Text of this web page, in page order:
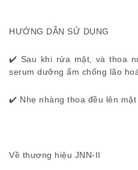
HƯỚNG DẪN SỬ DỤNG
✔️ Sau khi rửa mặt, và thoa
serum dưỡng ẩm chống lão
✔️ Nhẹ nhàng thoa đều lên
Về thương hiệu JNN-II